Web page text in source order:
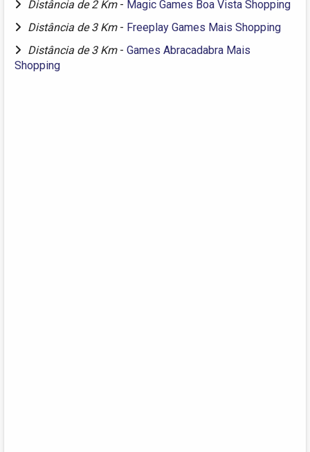
Distância de 2 Km - Magic Games Boa Vista Shopping
Distância de 3 Km - Freeplay Games Mais Shopping
Distância de 3 Km - Games Abracadabra Mais
Shopping